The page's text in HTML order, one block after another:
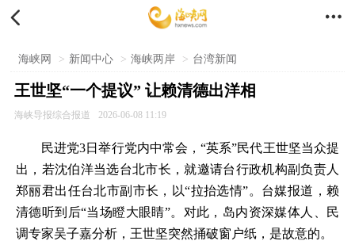
 
海峡网 > 新闻中心 > 海峡两岸 > 台湾新闻
王世坚“一个提议” 让赖清德出洋相
海峡导报综合报道 2026-06-08 11:19
民进党3日举行党内中常会，“英系”民代王世坚当众提
出，若沈伯洋当选台北市长，就邀请台行政机构副负责人
郑丽君出任台北市副市长，以“拉抬选情”。台媒报道，赖
清德听到后“当场瞪大眼睛”。对此，岛内资深媒体人、民
调专家吴子嘉分析，王世坚突然捅破窗户纸，是故意的。